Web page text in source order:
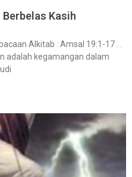
Berbelas Kasih
Alkitab : Amsal 19:1-17 . .
adalah kegamangan dalam